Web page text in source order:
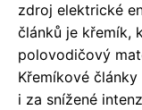
zdroj elektrické
článků je křemík,
polovodičový
Křemíkové
i za snížené